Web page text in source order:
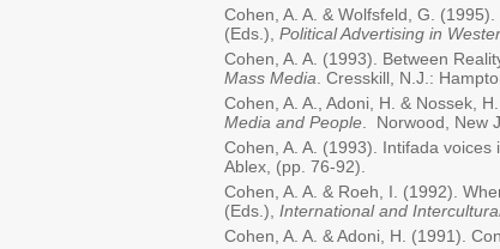
Cohen, A. A. & Wolfsfeld, G.
(Eds.), Political Advertising in
Cohen, A. A. (1993). Between
Mass Media . Cresskill, N.J.:
Cohen, A. A., Adoni, H. & Nossek,
Media and People . Norwood, New
Cohen, A. A. (1993). Intifada voices
Ablex, (pp. 76-92).
Cohen, A. A. & Roeh, I. (1992).
(Eds.), International and
Cohen, A. A. & Adoni, H. (1991).